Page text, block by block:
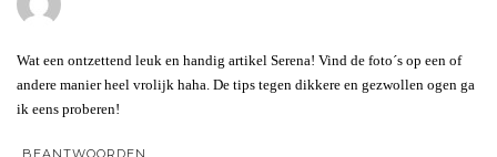
Wat een ontzettend leuk en handig artikel Serena! Vind de foto´s op een of
andere manier heel vrolijk haha. De tips tegen dikkere en gezwollen ogen ga
ik eens proberen!
BEANTWOORDEN